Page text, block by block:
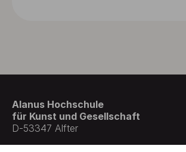
Alanus Hochschule
für Kunst und Gesellschaft
D-53347 Alfter